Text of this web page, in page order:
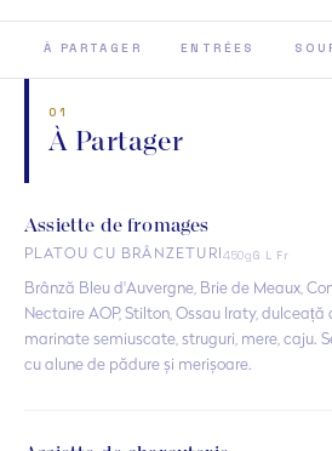
À PARTAGER ENTRÉES
01
À Partager
Assiette de fromages
PLATOU CU BRÂNZETURI 450gG L Fr
Brânză Bleu d'Auvergne, Brie de Meaux,
Nectaire AOP, Stilton, Ossau Iraty, dulceață
marinate semiuscate, struguri, mere, caju.
cu alune de pădure și merișoare.